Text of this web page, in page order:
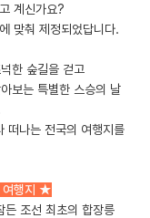
계신가요?
맞춰 제정되었답니다.
한 숲길을 걷고
보는 특별한 스승의 날
떠나는 전국의 여행지를
여행지 ★
든 조선 최초의 합장릉